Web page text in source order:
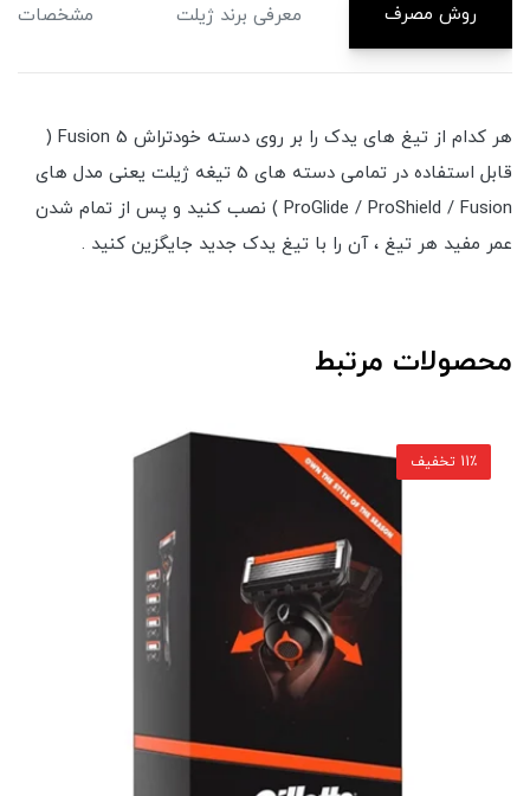
روش مصرف معرفی برند ژیلت مشخصات
هر کدام از تیغ های یدک را بر روی دسته خودتراش Fusion 5 (
قابل استفاده در تمامی دسته های 5 تیغه ژیلت یعنی مدل های
ProGlide / ProShield / Fusion ) نصب کنید و پس از تمام شدن
عمر مفید هر تیغ ، آن را با تیغ یدک جدید جایگزین کنید .
محصولات مرتبط
11٪ تخفیف